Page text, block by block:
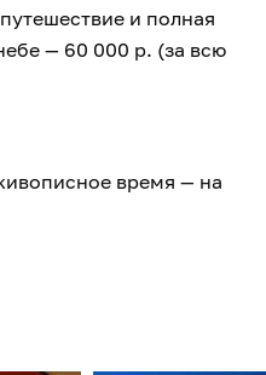
и полная
— 60 000 р. (за всю
время — на